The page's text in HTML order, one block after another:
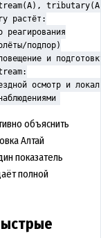
растёт:
реагирования
подпор)
и
осмотр и
объяснить
Алтай
показатель
полной